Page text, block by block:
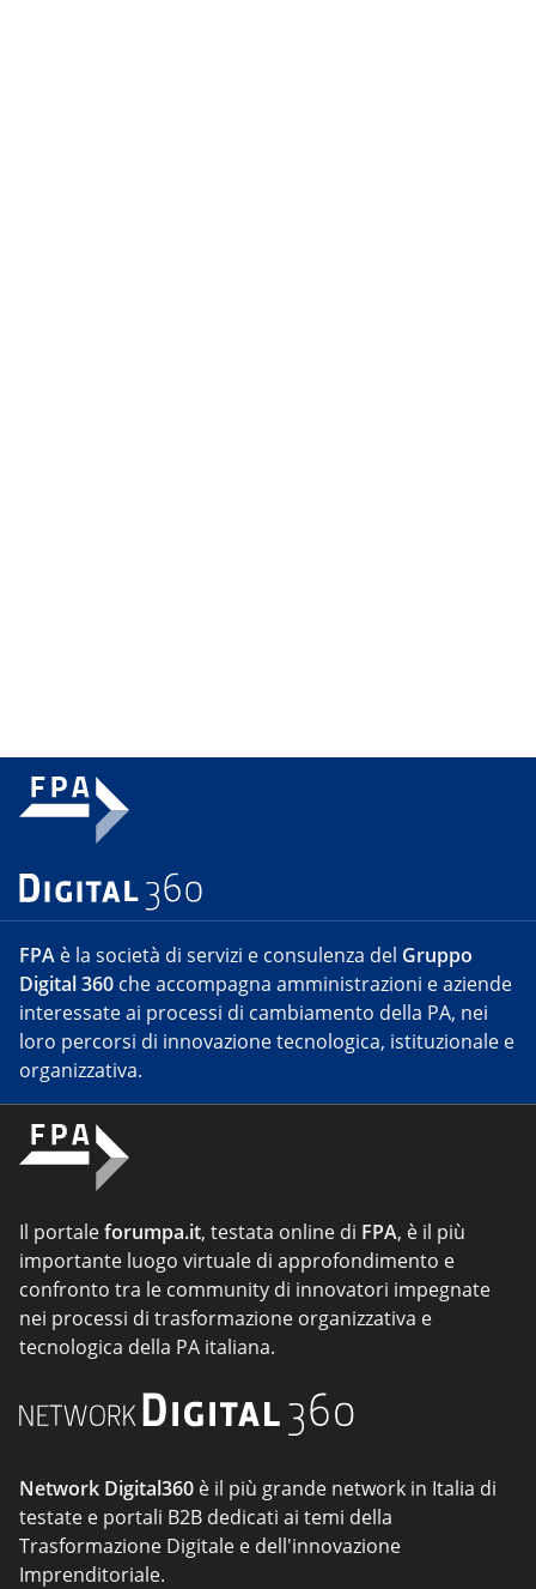
FPA è la società di servizi e consulenza del Gruppo
Digital 360 che accompagna amministrazioni e aziende
interessate ai processi di cambiamento della PA, nei
loro percorsi di innovazione tecnologica, istituzionale e
organizzativa.
Il portaleforumpa.it, testata online di FPA, è il più
importante luogo virtuale di approfondimento e
confronto tra le community di innovatori impegnate
nei processi di trasformazione organizzativa e
tecnologica della PA italiana.
Network Digital360 è il più grande network in Italia di
testate e portali B2B dedicati ai temi della
Trasformazione Digitale e dell'innovazione
Imprenditoriale.